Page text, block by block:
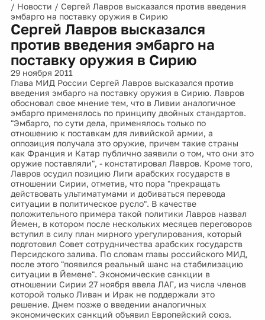
/ Новости / Сергей Лавров высказался против введения
эмбарго на поставку оружия в Сирию
Сергей Лавров высказался
против введения эмбарго на
поставку оружия в Сирию
29 ноября 2011
Глава МИД России Сергей Лавров высказался против
введения эмбарго на поставку оружия в Сирию. Лавров
обосновал свое мнение тем, что в Ливии аналогичное
эмбарго применялось по принципу двойных стандартов.
"Эмбарго, по сути дела, применялось только по
отношению к поставкам для ливийской армии, а
оппозиция получала это оружие, причем такие страны
как Франция и Катар публично заявили о том, что они это
оружие поставляли", - констатировал Лавров. Кроме того,
Лавров осудил позицию Лиги арабских государств в
отношении Сирии, отметив, что пора "прекращать
действовать ультиматумами и добиваться перевода
ситуации в политическое русло". В качестве
положительного примера такой политики Лавров назвал
Йемен, в котором после нескольких месяцев переговоров
вступил в силу план мирного урегулирования, который
подготовил Совет сотрудничества арабских государств
Персидского залива. По словам главы российского МИД,
после этого "появился реальный шанс на стабилизацию
ситуации в Йемене". Экономические санкции в
отношении Сирии 27 ноября ввела ЛАГ, из числа членов
которой только Ливан и Ирак не поддержали это
решение. Днем позже о введении аналогичных
экономических санкций объявил Европейский союз.